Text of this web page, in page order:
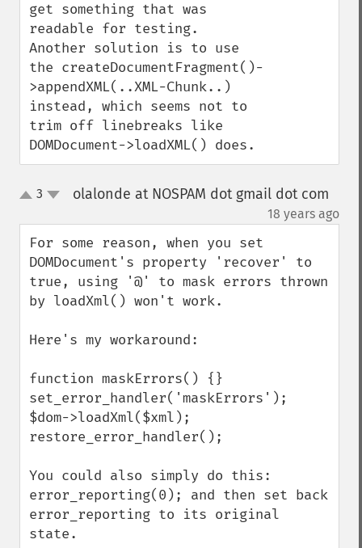
get something that was
readable for testing.
Another solution is to use
the createDocumentFragment()-
>appendXML(..XML-Chunk..)
instead, which seems not to
trim off linebreaks like
DOMDocument->loadXML() does.
up3 olalonde at NOSPAM dot gmail dot com
18 years ago
For some reason, when you set
DOMDocument's property 'recover' to
true, using '@' to mask errors thrown
by loadXml() won't work.
Here's my workaround:
function maskErrors() {}
set_error_handler('maskErrors');
$dom->loadXml($xml);
restore_error_handler();
You could also simply do this:
error_reporting(0); and then set back
error_reporting to its original
state.